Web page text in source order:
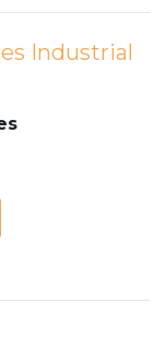
Industrial